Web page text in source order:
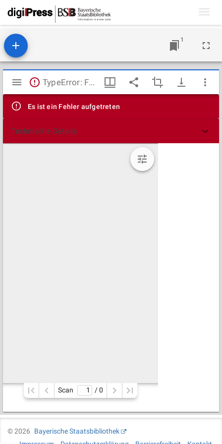
1
Mirador
Viewer
TypeError: Failed to fetch
Es ist ein Fehler aufgetreten
Technische Details
Scan / 0
©2026
Bayerische Staatsbibliothek